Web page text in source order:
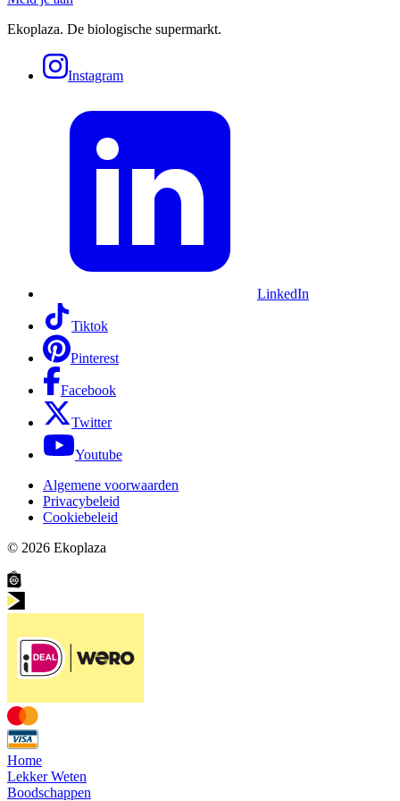
Ekoplaza. De biologische supermarkt.
Instagram
LinkedIn
Tiktok
Pinterest
Facebook
Twitter
Youtube
Algemene voorwaarden
Privacybeleid
Cookiebeleid
© 2026 Ekoplaza
Home
Lekker Weten
Boodschappen